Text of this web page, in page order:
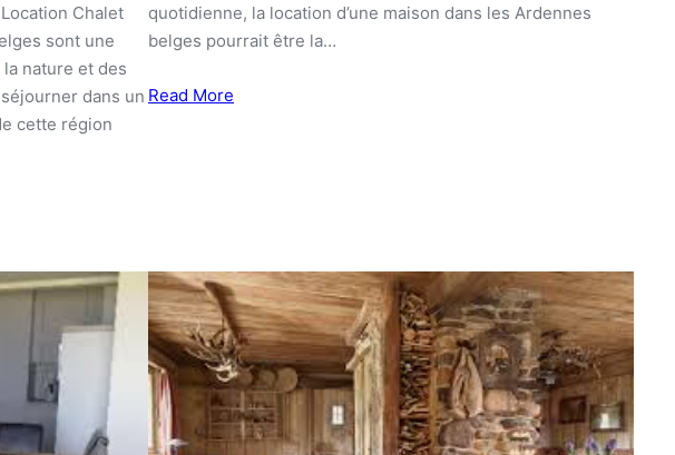
Chalet
sont une
nature et des
dans un
cette région
quotidienne, la location d’une maison dans les Ardennes
belges pourrait être la…
Read More